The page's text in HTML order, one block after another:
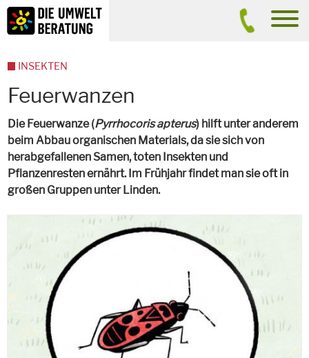
Inhalt
Suche
Feuerwanzen
Die Feuerwanze (Pyrrhocoris apterus) hilft unter anderem
beim Abbau organischen Materials, da sie sich von
herabgefallenen Samen, toten Insekten und
Pflanzenresten ernährt. Im Frühjahr findet man sie oft in
großen Gruppen unter Linden.
INSEKTEN